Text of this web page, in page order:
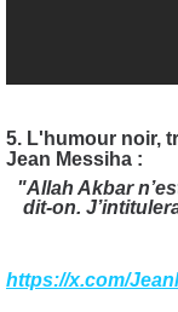
5. L'humour noir,
Jean Messiha :
"Allah Akbar
dit-on.
https://x.com/